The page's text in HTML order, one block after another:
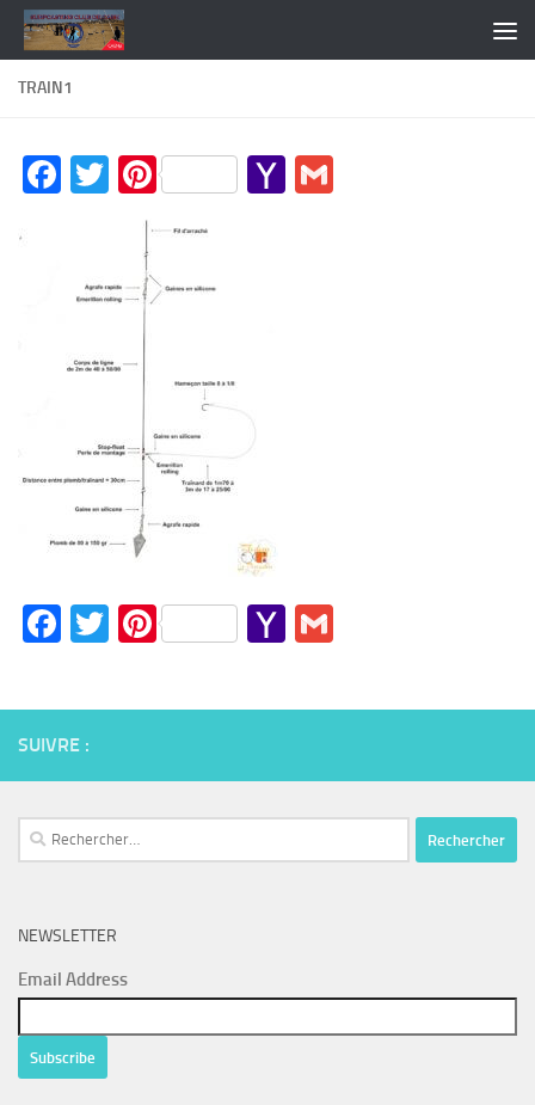
Skip to content
TRAIN1
Facebook
TwitterPinterestYahoo
Facebook
TwitterPinterestYahoo
SUIVRE :
Rechercher :
NEWSLETTER
Email Address